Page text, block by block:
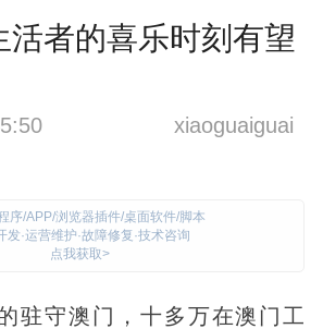
活者的喜乐时刻有望
xiaoguaiguai
序/APP/浏览器插件/桌面软件/脚本
发·运营维护·故障修复·技术咨询
点我获取>
驻守澳门，十多万在澳门工